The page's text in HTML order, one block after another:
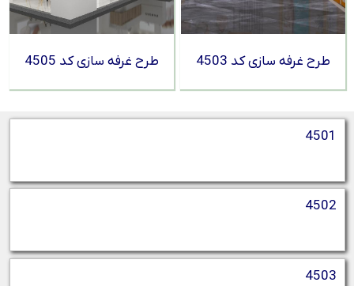
طرح غرفه سازی کد 4503 طرح غرفه سازی کد 4505
4501
4502
4503